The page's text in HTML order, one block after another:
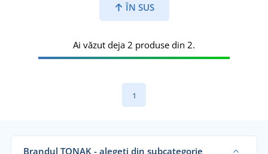
ÎN SUS
Ai văzut deja 2 produse din 2.
1
Brandul TONAK - alegeți din subcategorie